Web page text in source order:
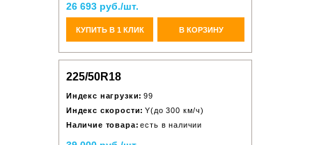
26 693 руб./шт.
КУПИТЬ В 1 КЛИК В КОРЗИНУ
225/50R18
Индекс нагрузки: 99
Индекс скорости: Y(до 300 км/ч)
Наличие товара: есть в наличии